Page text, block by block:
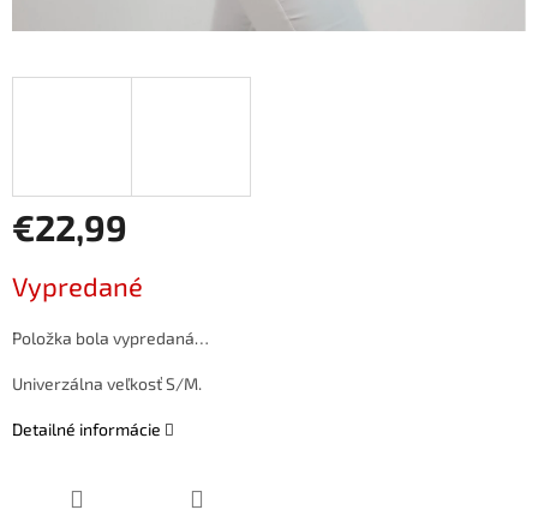
€22,99
cena:
Vypredané
Položka bola vypredaná…
Univerzálna veľkosť S/M.
Detailné informácie